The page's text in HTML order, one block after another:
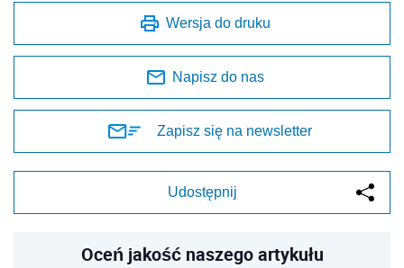
Wersja do druku
Napisz do nas
Zapisz się na newsletter
Udostępnij
Oceń jakość naszego artykułu